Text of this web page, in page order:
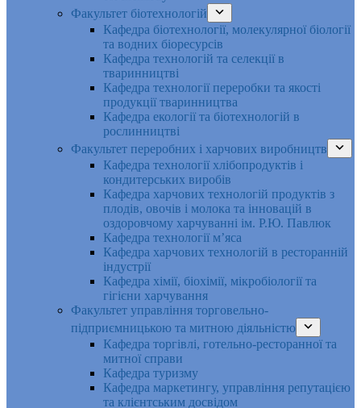
Факультет біотехнологій
Кафедра біотехнології, молекулярної біології
та водних біоресурсів
Кафедра технологій та селекції в
тваринництві
Кафедра технології переробки та якості
продукції тваринництва
Кафедра екології та біотехнологій в
рослинництві
Факультет переробних і харчових виробництв
Кафедра технології хлібопродуктів і
кондитерських виробів
Кафедра харчових технологій продуктів з
плодів, овочів і молока та інновацій в
оздоровчому харчуванні ім. Р.Ю. Павлюк
Кафедра технології м’яса
Кафедра харчових технологій в ресторанній
індустрії
Кафедра хімії, біохімії, мікробіології та
гігієни харчування
Факультет управління торговельно-
підприємницькою та митною діяльністю
Кафедра торгівлі, готельно-ресторанної та
митної справи
Кафедра туризму
Кафедра маркетингу, управління репутацією
та клієнтським досвідом